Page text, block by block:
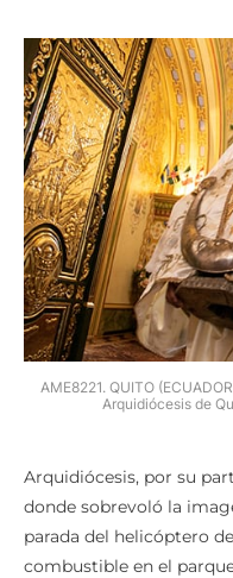
AME8221. QUITO
Arquidiócesis de
Arquidiócesis, por su
donde sobrevoló la
parada del helicóptero
combustible en el